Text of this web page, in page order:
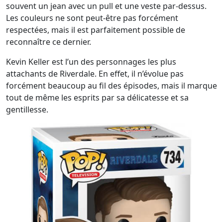
souvent un jean avec un pull et une veste par-dessus.
Les couleurs ne sont peut-être pas forcément
respectées, mais il est parfaitement possible de
reconnaître ce dernier.
Kevin Keller est l’un des personnages les plus
attachants de Riverdale. En effet, il n’évolue pas
forcément beaucoup au fil des épisodes, mais il marque
tout de même les esprits par sa délicatesse et sa
gentillesse.